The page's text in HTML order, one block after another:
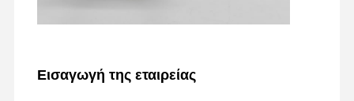
Εισαγωγή της εταιρείας